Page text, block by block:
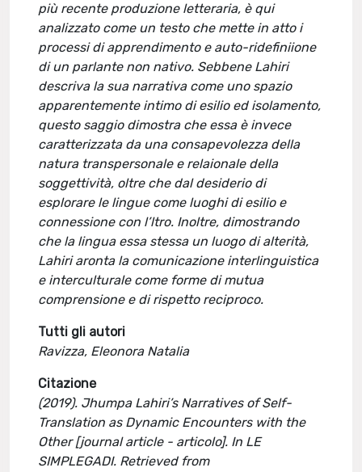
più recente produzione letteraria, è qui
analizzato come un testo che mette in atto i
processi di apprendimento e auto-ridefiniione
di un parlante non nativo. Sebbene Lahiri
descriva la sua narrativa come uno spazio
apparentemente intimo di esilio ed isolamento,
questo saggio dimostra che essa è invece
caratterizzata da una consapevolezza della
natura transpersonale e relaionale della
soggettività, oltre che dal desiderio di
esplorare le lingue come luoghi di esilio e
connessione con l’ltro. Inoltre, dimostrando
che la lingua essa stessa un luogo di alterità,
Lahiri aronta la comunicazione interlinguistica
e interculturale come forme di mutua
comprensione e di rispetto reciproco.
Tutti gli autori
Ravizza, Eleonora Natalia
Citazione
(2019). Jhumpa Lahiri’s Narratives of Self-
Translation as Dynamic Encounters with the
Other [journal article - articolo]. In LE
SIMPLEGADI. Retrieved from